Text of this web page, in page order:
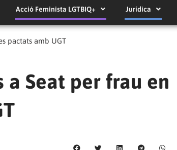
Acció Feminista LGTBIQ+ Jurídica
pactats amb UGT
a Seat per frau en